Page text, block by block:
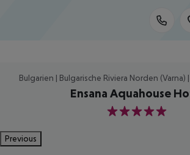
Bulgarien | Bulgarische Riviera Norden
Ensana Aquahouse
5
Previous